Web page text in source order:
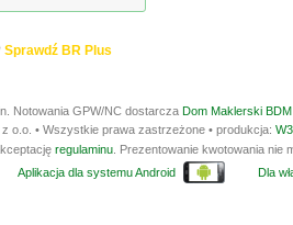
Sprawdź BR Plus
Notowania GPW/NC dostarcza Dom Maklerski
o.o. • Wszystkie prawa zastrzeżone • produkcja:
regulaminu . Prezentowanie kwotowania
Aplikacja dla systemu Android Dla